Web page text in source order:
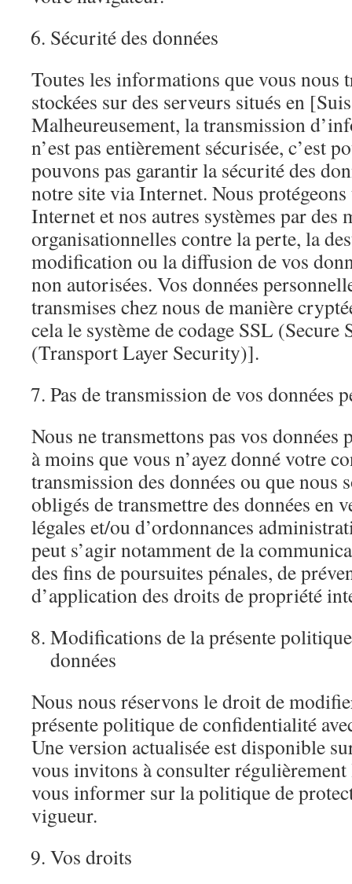
Sécurité des données
Toutes les informations que vous nous
stockées sur des serveurs situés en
Malheureusement, la transmission
n’est pas entièrement sécurisée, c’est
pouvons pas garantir la sécurité des
notre site via Internet. Nous
Internet et nos autres systèmes par des
organisationnelles contre la perte, la
modification ou la diffusion de vos
non autorisées. Vos données
transmises chez nous de manière
cela le système de codage SSL
(Transport Layer Security)].
Pas de transmission de vos données
Nous ne transmettons pas vos données
à moins que vous n’ayez donné votre
transmission des données ou que nous
obligés de transmettre des données en
légales et/ou d’ordonnances
peut s’agir notamment de la
des fins de poursuites pénales, de
d’application des droits de propriété
Modifications de la présente
données
Nous nous réservons le droit de
présente politique de confidentialité
Une version actualisée est disponible
vous invitons à consulter
vous informer sur la politique de
vigueur.
Vos droits